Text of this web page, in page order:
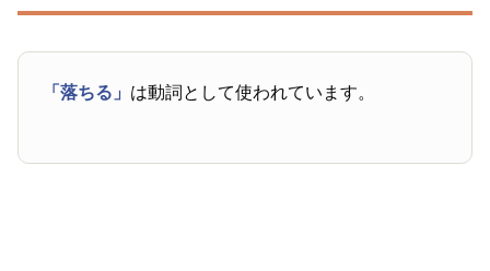
「落ちる」 は動詞として使われています。